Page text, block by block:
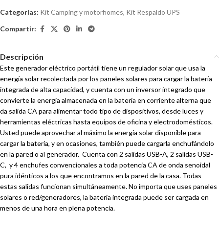
Categorías: Kit Camping y motorhomes, Kit Respaldo UPS
Compartir:
Descripción
Este generador eléctrico portátil tiene un regulador solar que usa la
energía solar recolectada por los paneles solares para cargar la batería
integrada de alta capacidad, y cuenta con un inversor integrado que
convierte la energía almacenada en la batería en corriente alterna que
da salida CA para alimentar todo tipo de dispositivos, desde luces y
herramientas eléctricas hasta equipos de oficina y electrodomésticos.
Usted puede aprovechar al máximo la energía solar disponible para
cargar la batería, y en ocasiones, también puede cargarla enchufándolo
en la pared o al generador. Cuenta con 2 salidas USB-A, 2 salidas USB-
C, y 4 enchufes convencionales a toda potencia CA de onda senoidal
pura idénticos a los que encontramos en la pared de la casa. Todas
estas salidas funcionan simultáneamente. No importa que uses paneles
solares o red/generadores, la batería integrada puede ser cargada en
menos de una hora en plena potencia.